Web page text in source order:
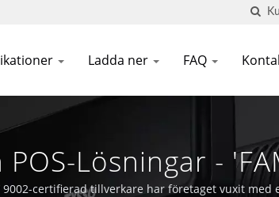
Ladda ner FAQ
Lösningar -
/ 9002-certifierad tillverkare har företaget vuxit